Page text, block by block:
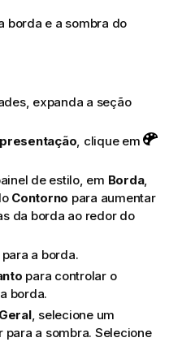
borda e a sombra do
expanda a seção
, clique em
de estilo, em Borda,
Contorno para aumentar
da borda ao redor do
a borda.
para controlar o
borda.
Geral, selecione um
para a sombra. Selecione